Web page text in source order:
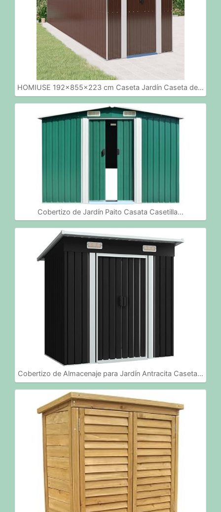
HOMIUSE 192x855x223 cm Caseta Jardín Caseta de…
Cobertizo de Jardín Paito Casata Casetilla…
Cobertizo de Almacenaje para Jardín Antracita Caseta…